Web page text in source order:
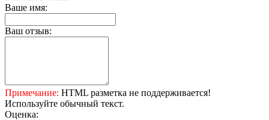
Ваше имя:
Ваш отзыв:
Примечание: HTML разметка не поддерживается!
Используйте обычный текст.
Оценка: